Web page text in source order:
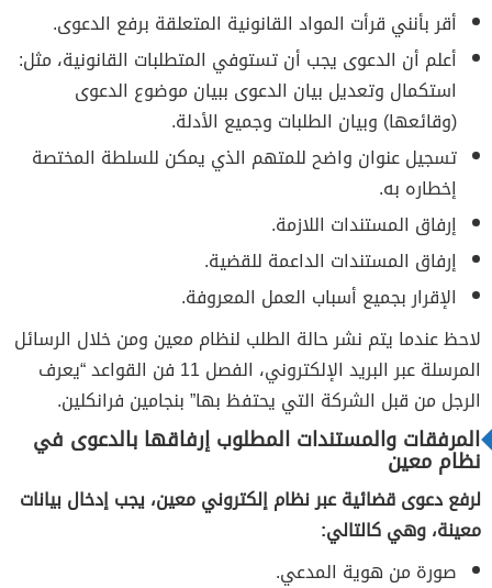
أقر بأنني قرأت المواد القانونية المتعلقة برفع الدعوى.
أعلم أن الدعوى يجب أن تستوفي المتطلبات القانونية، مثل:
استكمال وتعديل بيان الدعوى ببيان موضوع الدعوى
(وقائعها) وبيان الطلبات وجميع الأدلة.
تسجيل عنوان واضح للمتهم الذي يمكن للسلطة المختصة
إخطاره به.
إرفاق المستندات اللازمة.
إرفاق المستندات الداعمة للقضية.
الإقرار بجميع أسباب العمل المعروفة.
لاحظ عندما يتم نشر حالة الطلب لنظام معين ومن خلال الرسائل
المرسلة عبر البريد الإلكتروني، الفصل 11 فن القواعد “يعرف
الرجل من قبل الشركة التي يحتفظ بها” بنجامين فرانكلين.
المرفقات والمستندات المطلوب إرفاقها بالدعوى في
نظام معين
لرفع دعوى قضائية عبر نظام إلكتروني معين، يجب إدخال بيانات
معينة، وهي كالتالي:
صورة من هوية المدعي.